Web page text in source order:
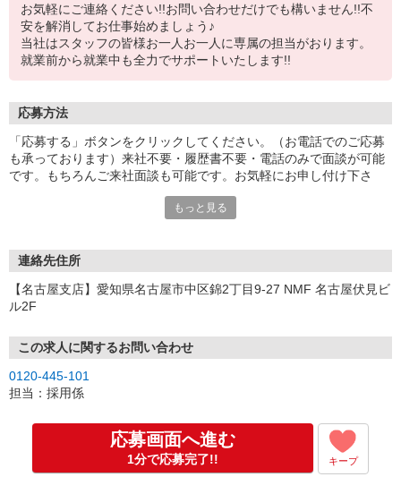
お気軽にご連絡ください!!お問い合わせだけでも構いません!!不
安を解消してお仕事始めましょう♪
当社はスタッフの皆様お一人お一人に専属の担当がおります。
就業前から就業中も全力でサポートいたします!!
応募方法
「応募する」ボタンをクリックしてください。（お電話でのご応募
も承っております）来社不要・履歴書不要・電話のみで面談が可能
です。もちろんご来社面談も可能です。お気軽にお申し付け下さ
もっと見る
連絡先住所
【名古屋支店】愛知県名古屋市中区錦2丁目9-27 NMF 名古屋伏見ビ
ル2F
この求人に関するお問い合わせ
0120-445-101
担当：採用係
応募画面へ進む
1分で応募完了!! キープ